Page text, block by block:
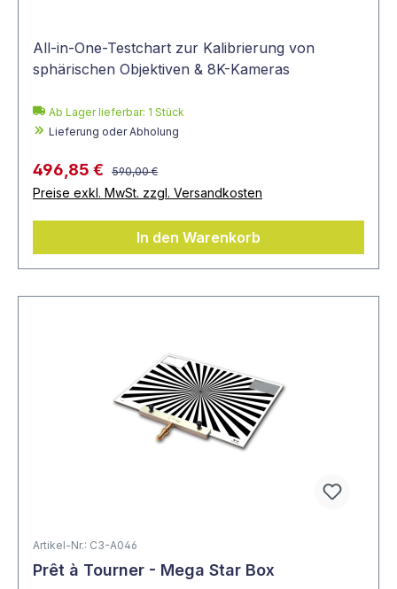
All-in-One-Testchart zur Kalibrierung von
sphärischen Objektiven & 8K-Kameras
Ab Lager lieferbar: 1 Stück
Lieferung oder Abholung
496,85 € 590,00 €
Preise exkl. MwSt. zzgl. Versandkosten
In den Warenkorb
Artikel-Nr.: C3-A046
Prêt à Tourner - Mega Star Box